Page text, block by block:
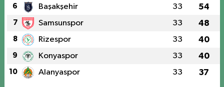
6 Başakşehir 33 54
7 Samsunspor 33 48
8 Rizespor 33 40
9 Konyaspor 33 40
10 Alanyaspor 33 37